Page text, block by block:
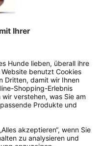
Dieses kannst du
Hast du als
Email an
zu unseren